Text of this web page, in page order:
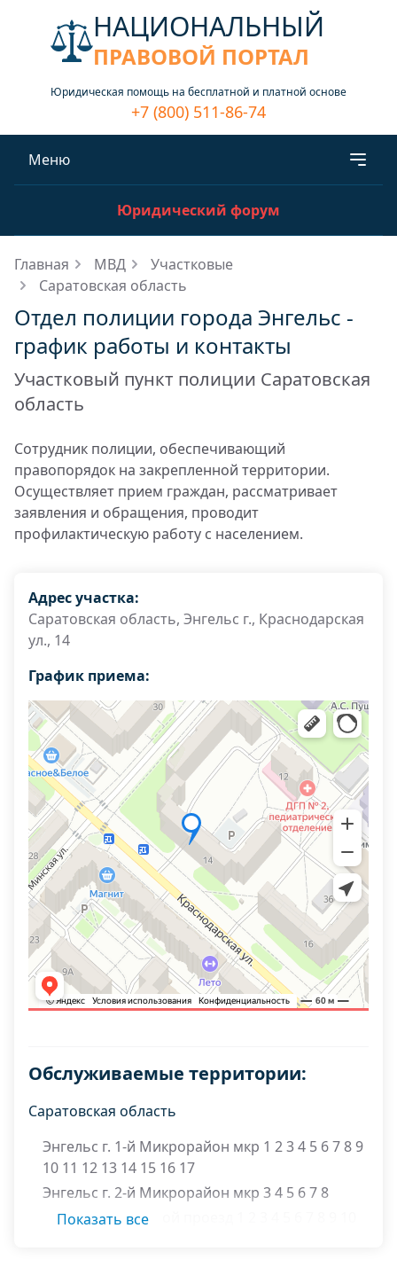
НАЦИОНАЛЬНЫЙ
ПРАВОВОЙ ПОРТАЛ
Юридическая помощь на бесплатной и платной основе
+7 (800) 511-86-74
Меню
Юридический форум
Главная МВД
Участковые
Саратовская область
Отдел полиции города Энгельс -
график работы и контакты
Участковый пункт полиции Саратовская
область
Сотрудник полиции, обеспечивающий
правопорядок на закрепленной территории.
Осуществляет прием граждан, рассматривает
заявления и обращения, проводит
профилактическую работу с населением.
Адрес участка:
Саратовская область, Энгельс г., Краснодарская
ул., 14
График приема:
Обслуживаемые территории:
Саратовская область
Энгельс г. 1-й Микрорайон мкр 1 2 3 4 5 6 7 8 9
10 11 12 13 14 15 16 17
Энгельс г. 2-й Микрорайон мкр 3 4 5 6 7 8
Энгельс г. Крупской проезд 1 2 3 4 5 6 7 8 9 10
Показать все